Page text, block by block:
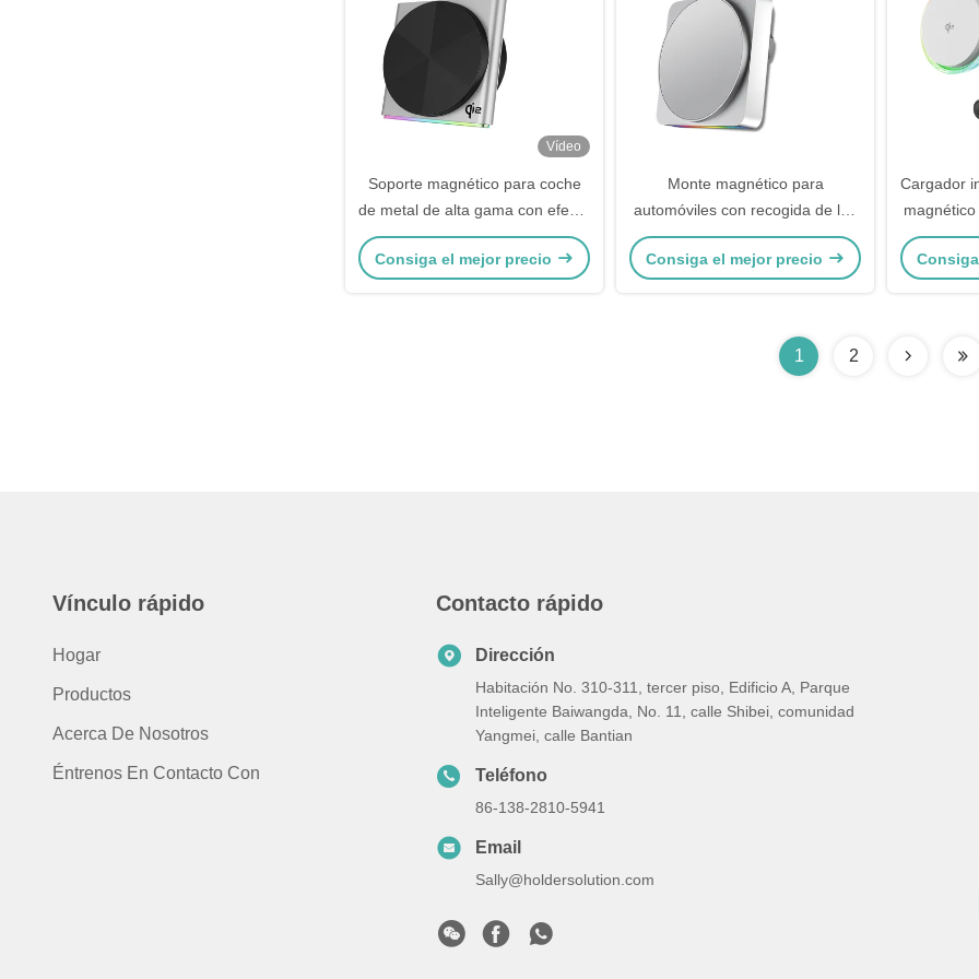
Vídeo
Soporte magnético para coche
de metal de alta gama con efecto
de luz RGB de 9 colores, diseño
ultrafino y funcionamiento con
Consiga el mejor precio
Monte magnético para
automóviles con recogida de luz
y sonido ambiente RGB
Consiga el mejor precio
Cargador
magnético
1 2
Vínculo rápido
Hogar
Productos
Acerca De Nosotros
Éntrenos En Contacto Con
Contacto rápido
Dirección
Habitación No. 310-311, tercer piso, Edificio A, Parque
Inteligente Baiwangda, No. 11, calle Shibei, comunidad
Yangmei, calle Bantian
Teléfono
86-138-2810-5941
Email
Sally@holdersolution.com